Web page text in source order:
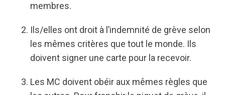
membres.
Ils/elles ont droit à l’indemnité de grève selon
les mêmes critères que tout le monde. Ils
doivent signer une carte pour la recevoir.
Les MC doivent obéir aux mêmes règles que